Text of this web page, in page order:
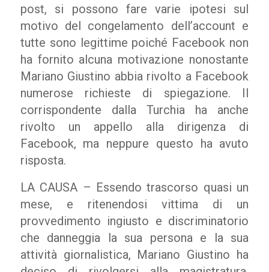
post, si possono fare varie ipotesi sul
motivo del congelamento dell’account e
tutte sono legittime poiché Facebook non
ha fornito alcuna motivazione nonostante
Mariano Giustino abbia rivolto a Facebook
numerose richieste di spiegazione. Il
corrispondente dalla Turchia ha anche
rivolto un appello alla dirigenza di
Facebook, ma neppure questo ha avuto
risposta.
LA CAUSA – Essendo trascorso quasi un
mese, e ritenendosi vittima di un
provvedimento ingiusto e discriminatorio
che danneggia la sua persona e la sua
attività giornalistica, Mariano Giustino ha